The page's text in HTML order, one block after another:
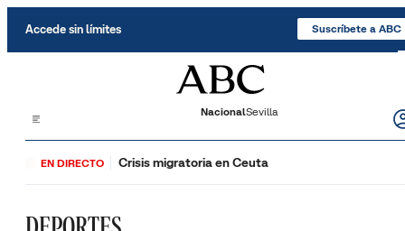
Accede sin límites Suscríbete a ABC
NacionalSevilla
EN DIRECTO Crisis migratoria en Ceuta